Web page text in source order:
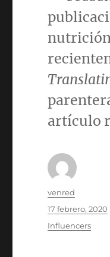
nutrición
artículo
Autor
venred
Publicado
17 febrero, 2020
Categorías
Influencers